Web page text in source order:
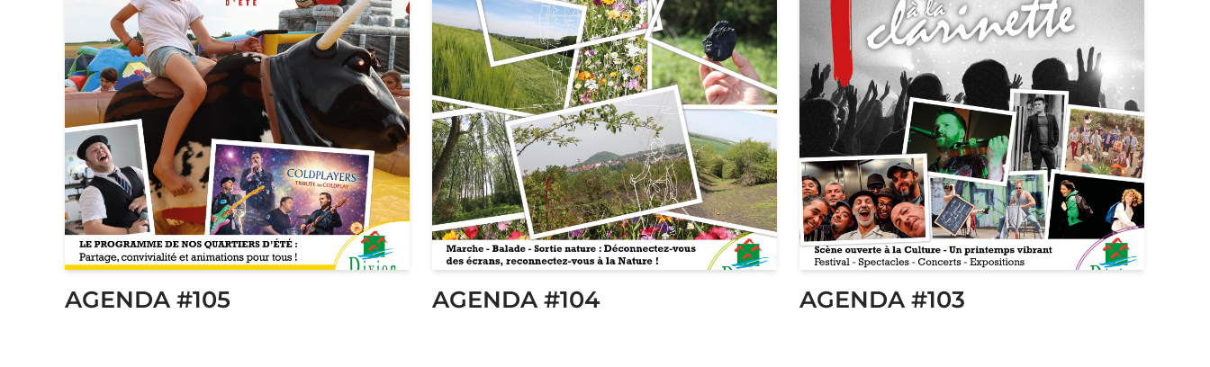
AGENDA #105 AGENDA #104 AGENDA #103